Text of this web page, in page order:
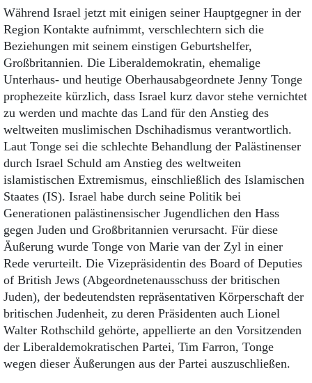
Während Israel jetzt mit einigen seiner Hauptgegner in der
Region Kontakte aufnimmt, verschlechtern sich die
Beziehungen mit seinem einstigen Geburtshelfer,
Großbritannien. Die Liberaldemokratin, ehemalige
Unterhaus- und heutige Oberhausabgeordnete Jenny Tonge
prophezeite kürzlich, dass Israel kurz davor stehe vernichtet
zu werden und machte das Land für den Anstieg des
weltweiten muslimischen Dschihadismus verantwortlich.
Laut Tonge sei die schlechte Behandlung der Palästinenser
durch Israel Schuld am Anstieg des weltweiten
islamistischen Extremismus, einschließlich des Islamischen
Staates (IS). Israel habe durch seine Politik bei
Generationen palästinensischer Jugendlichen den Hass
gegen Juden und Großbritannien verursacht. Für diese
Äußerung wurde Tonge von Marie van der Zyl in einer
Rede verurteilt. Die Vizepräsidentin des Board of Deputies
of British Jews (Abgeordnetenausschuss der britischen
Juden), der bedeutendsten repräsentativen Körperschaft der
britischen Judenheit, zu deren Präsidenten auch Lionel
Walter Rothschild gehörte, appellierte an den Vorsitzenden
der Liberaldemokratischen Partei, Tim Farron, Tonge
wegen dieser Äußerungen aus der Partei auszuschließen.